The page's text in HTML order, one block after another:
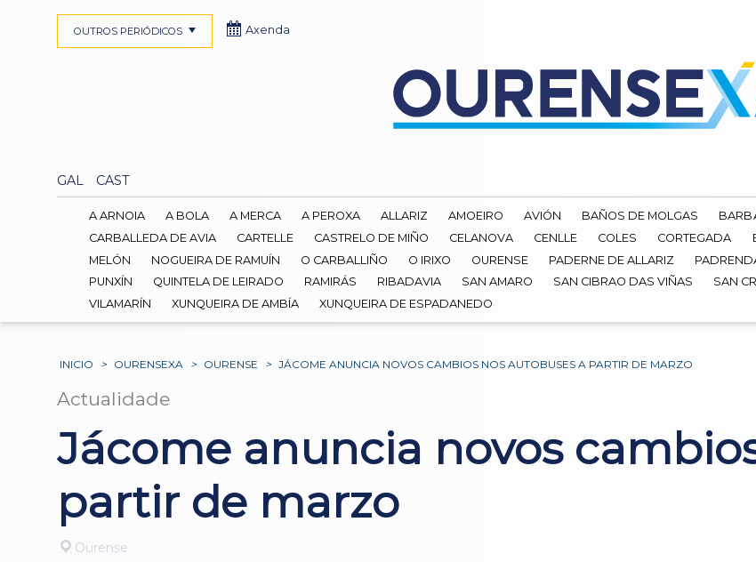
GAL CAST
OUTROS PERIÓDICOS Axenda
A ARNOIA A BOLA A MERCA A PEROXA ALLARIZ AMOEIRO AVIÓN BAÑOS DE MOLGAS
CARBALLEDA DE AVIA
CARTELLE CASTRELO DE MIÑO CELANOVA CENLLE COLES CORTEGADA
MELÓN
NOGUEIRA DE RAMUÍN O CARBALLIÑO O IRIXO OURENSE PADERNE DE ALLARIZ
PUNXÍN
QUINTELA DE LEIRADO RAMIRÁS RIBADAVIA SAN AMARO SAN CIBRAO DAS VIÑAS SAN
VILAMARÍN
XUNQUEIRA DE AMBÍA XUNQUEIRA DE ESPADANEDO
INICIO > OURENSEXA > OURENSE > JÁCOME ANUNCIA NOVOS CAMBIOS NOS AUTOBUSES A PARTIR DE MARZO
Actualidade
Jácome anuncia novos
partir de marzo
Ourense